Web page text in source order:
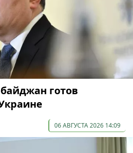
готов
06 АВГУСТА 2026 14:09